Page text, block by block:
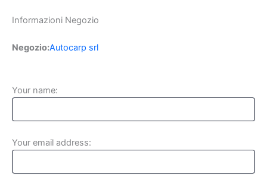
Informazioni Negozio
Negozio:Autocarp srl
Your name:
Your email address: